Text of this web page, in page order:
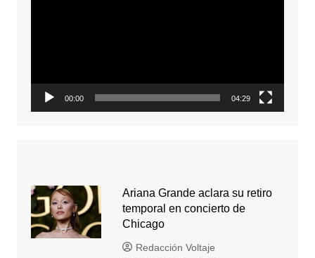
00:00 04:29
Ariana Grande aclara su retiro
temporal en concierto de
Chicago
Redacción Voltaje